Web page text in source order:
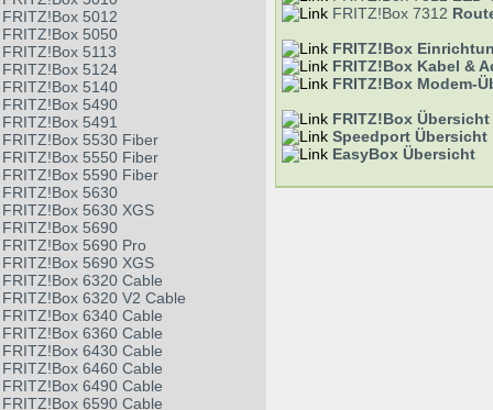
FRITZ!Box 5012
FRITZ!Box 5050
FRITZ!Box 5113
FRITZ!Box 5124
FRITZ!Box 5140
FRITZ!Box 5490
FRITZ!Box 5491
FRITZ!Box 5530 Fiber
FRITZ!Box 5550 Fiber
FRITZ!Box 5590 Fiber
FRITZ!Box 5630
FRITZ!Box 5630 XGS
FRITZ!Box 5690
FRITZ!Box 5690 Pro
FRITZ!Box 5690 XGS
FRITZ!Box 6320 Cable
FRITZ!Box 6320 V2 Cable
FRITZ!Box 6340 Cable
FRITZ!Box 6360 Cable
FRITZ!Box 6430 Cable
FRITZ!Box 6460 Cable
FRITZ!Box 6490 Cable
FRITZ!Box 6590 Cable
FRITZ!Box 7312
FRITZ!Box
FRITZ!Box Kabel &
FRITZ!Box Modem-
FRITZ!Box Übersicht
Speedport Übersicht
EasyBox Übersicht